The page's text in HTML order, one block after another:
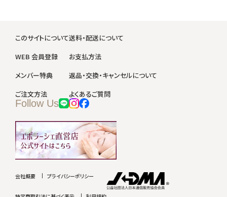
このサイトについて
WEB 会員登録
メンバー特典
ご注文方法
送料・配送について
お支払方法
返品・交換・キャンセルについて
よくあるご質問
Follow Us
会社概要 プライバシーポリシー